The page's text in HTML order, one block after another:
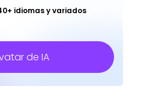
idiomas y variados
de IA